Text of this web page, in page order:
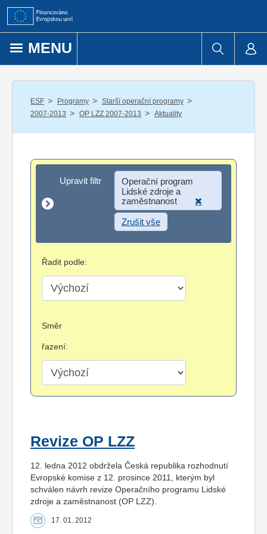
Přejít k obsahu
MENU
ESF / Programy / Starší operační programy /
2007-2013 / OP LZZ 2007-2013 / Aktuality
Upravit filtr
Upravit filtr
Operační program
Lidské zdroje a
zaměstnanost
Zrušit vše
Řadit podle:
Směr
řazení:
Revize OP LZZ
12. ledna 2012 obdržela Česká republika rozhodnutí
Evropské komise z 12. prosince 2011, kterým byl
schválen návrh revize Operačního programu Lidské
zdroje a zaměstnanost (OP LZZ).
17. 01. 2012